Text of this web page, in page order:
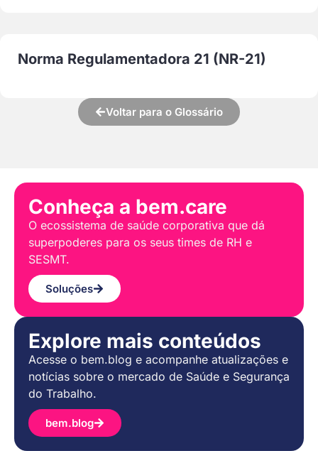
Norma Regulamentadora 21 (NR-21)
Voltar para o Glossário
Conheça a bem.care
O ecossistema de saúde corporativa que dá
superpoderes para os seus times de RH e
SESMT.
Soluções
Explore mais conteúdos
Acesse o bem.blog e acompanhe atualizações e
notícias sobre o mercado de Saúde e Segurança
do Trabalho.
bem.blog